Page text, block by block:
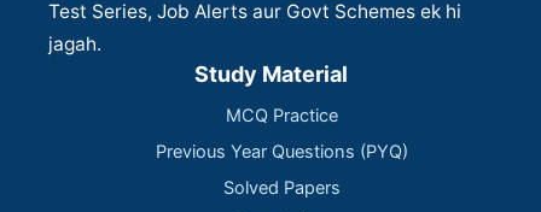
Test Series, Job Alerts aur Govt Schemes ek hi
jagah.
Study Material
MCQ Practice
Previous Year Questions (PYQ)
Solved Papers